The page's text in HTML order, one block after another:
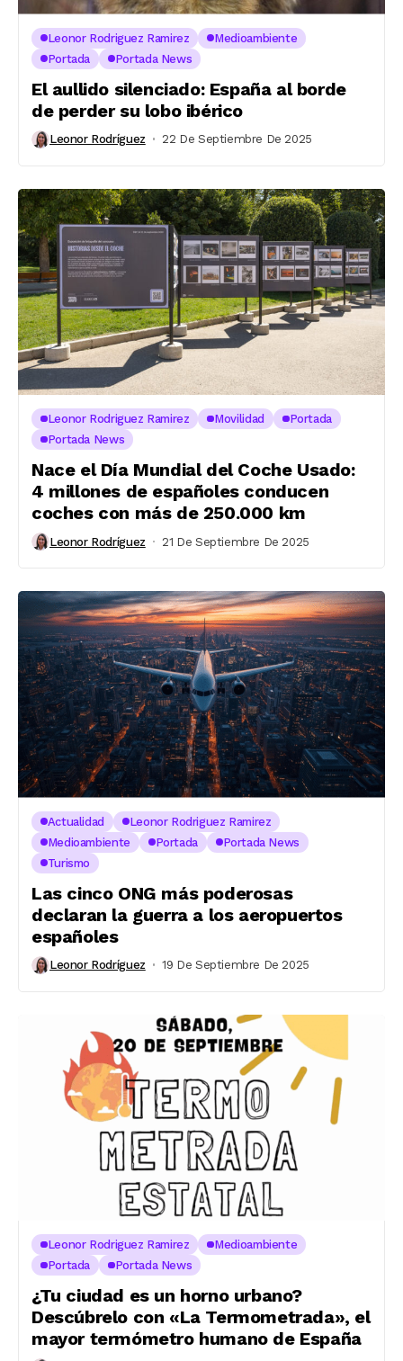
Leonor Rodriguez Ramirez
Medioambiente
Portada
Portada News
El aullido silenciado: España al borde
de perder su lobo ibérico
Leonor Rodríguez 22 De Septiembre De 2025
Leonor Rodriguez Ramirez Movilidad
Portada
Portada News
Nace el Día Mundial del Coche Usado:
4 millones de españoles conducen
coches con más de 250.000 km
Leonor Rodríguez 21 De Septiembre De 2025
Actualidad
Leonor Rodriguez Ramirez
Medioambiente
Portada
Portada News
Turismo
Las cinco ONG más poderosas
declaran la guerra a los aeropuertos
españoles
Leonor Rodríguez 19 De Septiembre De 2025
Leonor Rodriguez Ramirez
Medioambiente
Portada
Portada News
¿Tu ciudad es un horno urbano?
Descúbrelo con «La Termometrada», el
mayor termómetro humano de España